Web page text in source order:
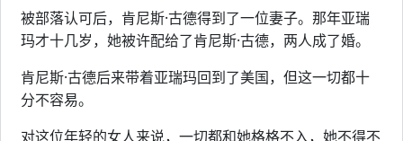
被部落认可后，肯尼斯·古德得到了一位妻子。那年亚瑞
玛才十几岁，她被许配给了肯尼斯·古德，两人成了婚。
肯尼斯·古德后来带着亚瑞玛回到了美国，但这一切都十
分不容易。
对这位年轻的女人来说，一切都和她格格不入，她不得不